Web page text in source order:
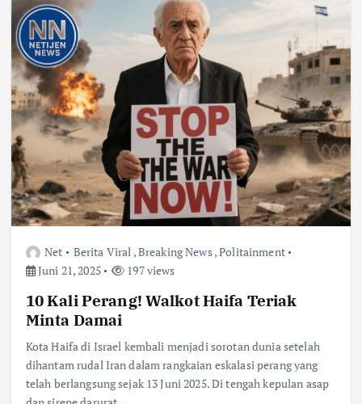
Net Berita Viral ,Breaking News,Politainment
Juni 21, 2025
197 views
10 Kali Perang! Walkot Haifa Teriak
Minta Damai
Kota Haifa di Israel kembali menjadi sorotan dunia setelah
dihantam rudal Iran dalam rangkaian eskalasi perang yang
telah berlangsung sejak 13 Juni 2025. Di tengah kepulan asap